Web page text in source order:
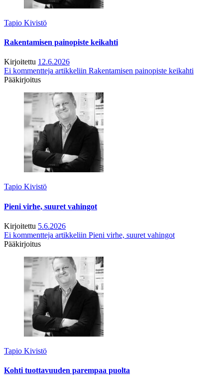
Tapio Kivistö
Rakentamisen painopiste keikahti
Kirjoitettu 12.6.2026
Ei kommentteja artikkeliin Rakentamisen painopiste keikahti
Pääkirjoitus
Tapio Kivistö
Pieni virhe, suuret vahingot
Kirjoitettu 5.6.2026
Ei kommentteja artikkeliin Pieni virhe, suuret vahingot
Pääkirjoitus
Tapio Kivistö
Kohti tuottavuuden parempaa puolta